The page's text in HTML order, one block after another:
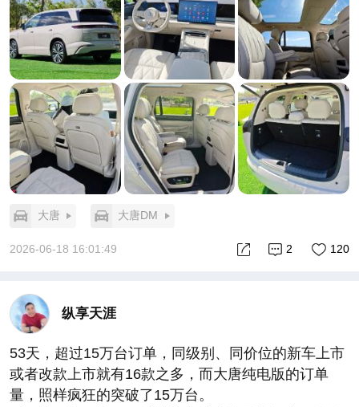
大唐 大唐DM
2026-06-18 16:01:49 120
2
纵享天涯
53天，超过15万台订单，同级别、同价位的新车上市
或者改款上市就有16款之多，而大唐纯电版的订单
量，照样疯狂的突破了15万台。